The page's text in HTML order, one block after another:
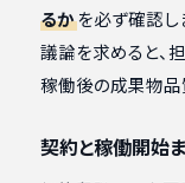
るかを必ず確認し
議論を求めると、
稼働後の成果物品
契約と稼働開始